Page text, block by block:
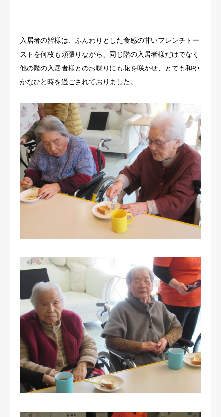
入居者の皆様は、ふんわりとした食感の甘いフレンチトー
ストを何枚も頬張りながら、同じ階の入居者様だけでなく
他の階の入居者様とのお喋りにも花を咲かせ、とても和や
かなひと時を過ごされておりました。